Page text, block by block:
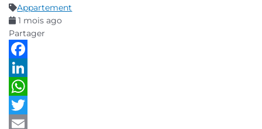
Appartement
1 mois ago
Partager
Facebook
LinkedIn
WhatsApp
Twitter